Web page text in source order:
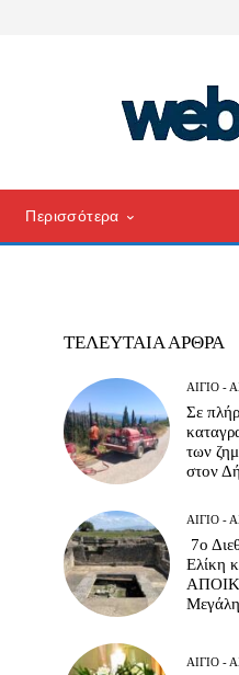
Περισσότερα
ΤΕΛΕΥΤΑΊΑ ΆΡΘΡΑ
ΑΊΓΙΟ -
Σε
των
στον
ΑΊΓΙΟ -
7ο
Ελίκη
ΑΊΓΙΟ -